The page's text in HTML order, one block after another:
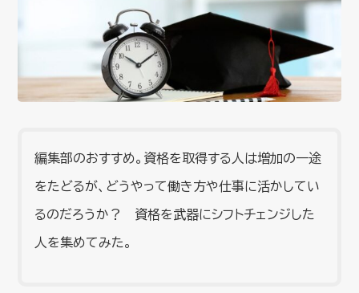
編集部のおすすめ。資格を取得する人は増加の一途
をたどるが、どうやって働き方や仕事に活かしてい
るのだろうか？ 資格を武器にシフトチェンジした
人を集めてみた。